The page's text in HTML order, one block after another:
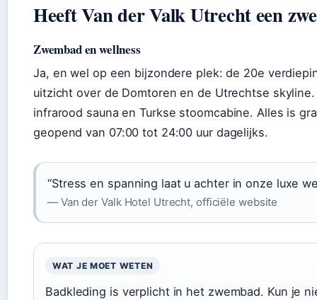
Heeft Van der Valk Utrecht een
Zwembad en wellness
Ja, en wel op een bijzondere plek: de 20e
uitzicht over de Domtoren en de Utrechtse
infrarood sauna en Turkse stoomcabine. Alles is
geopend van 07:00 tot 24:00 uur dagelijks.
“Stress en spanning laat u achter in onze luxe
— Van der Valk Hotel Utrecht, officiële website
WAT JE MOET WETEN
Badkleding is verplicht in het zwembad. Kun je